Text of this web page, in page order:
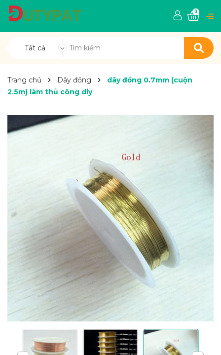
Tất cả
0
Trang chủ Dây đồng
dây đồng 0.7mm (cuộn
2.5m) làm thủ công diy